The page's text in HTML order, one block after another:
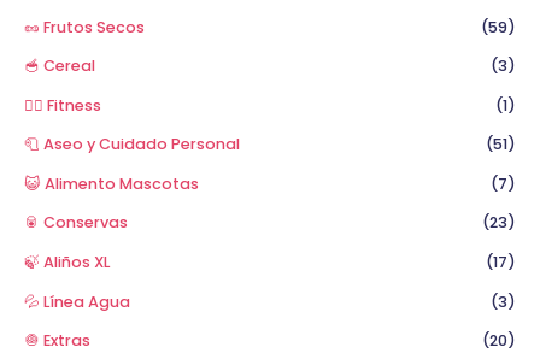
🥜 Frutos Secos
(59)
🥣 Cereal
(3)
🏋️‍♂️ Fitness
(1)
🧻 Aseo y Cuidado Personal
(51)
😺 Alimento Mascotas
(7)
🥫 Conservas
(23)
🍃 Aliños XL
(17)
💦 Línea Agua
(3)
🧅 Extras
(20)